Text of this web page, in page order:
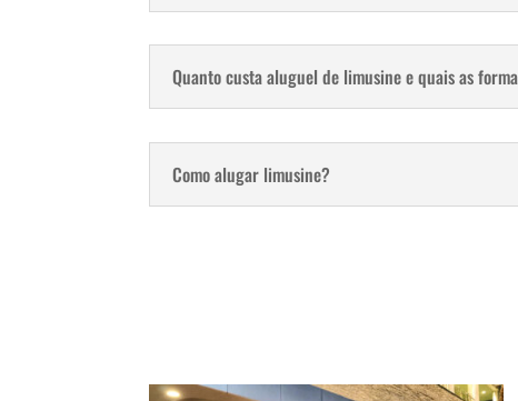
Quanto custa aluguel de limusine e quais as
Como alugar limusine?